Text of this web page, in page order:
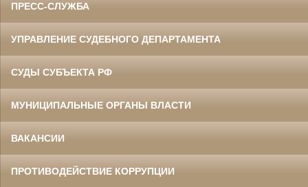
ПРЕСС-СЛУЖБА
УПРАВЛЕНИЕ СУДЕБНОГО ДЕПАРТАМЕНТА
СУДЫ СУБЪЕКТА РФ
МУНИЦИПАЛЬНЫЕ ОРГАНЫ ВЛАСТИ
ВАКАНСИИ
ПРОТИВОДЕЙСТВИЕ КОРРУПЦИИ